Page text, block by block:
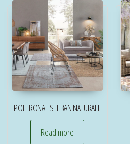
POLTRONA ESTEBAN NATURALE
Read more